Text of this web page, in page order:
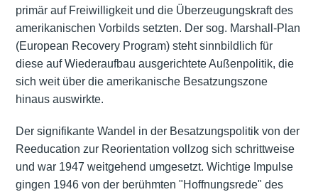
primär auf Freiwilligkeit und die Überzeugungskraft des
amerikanischen Vorbilds setzten. Der sog. Marshall-Plan
(European Recovery Program)steht sinnbildlich für
diese auf Wiederaufbau ausgerichtete Außenpolitik, die
sich weit über die amerikanische Besatzungszone
hinaus auswirkte.
Der signifikante Wandel in der Besatzungspolitikvon der
Reeducation zur Reorientation vollzog sich schrittweise
und war 1947 weitgehend umgesetzt. Wichtige Impulse
gingen 1946 von der berühmten "Hoffnungsrede" des